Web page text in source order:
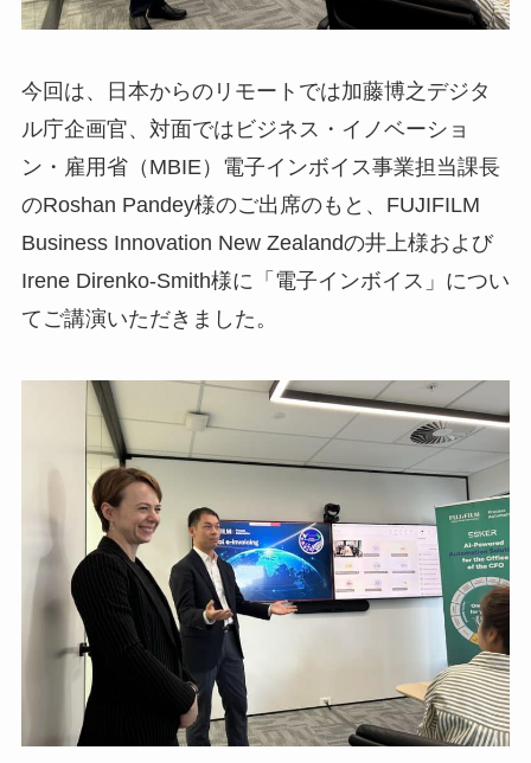
今回は、日本からのリモートでは加藤博之デジタ
ル庁企画官、対面ではビジネス・イノベーショ
ン・雇用省（MBIE）電子インボイス事業担当課長
のRoshan Pandey様のご出席のもと、FUJIFILM
Business Innovation New Zealandの井上様および
Irene Direnko-Smith様に「電子インボイス」につい
てご講演いただきました。